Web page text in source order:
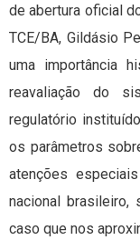
de abertura oficial
TCE/BA, Gildásio
uma importância
reavaliação do
regulatório
os parâmetros
atenções
nacional brasileiro,
caso que nos